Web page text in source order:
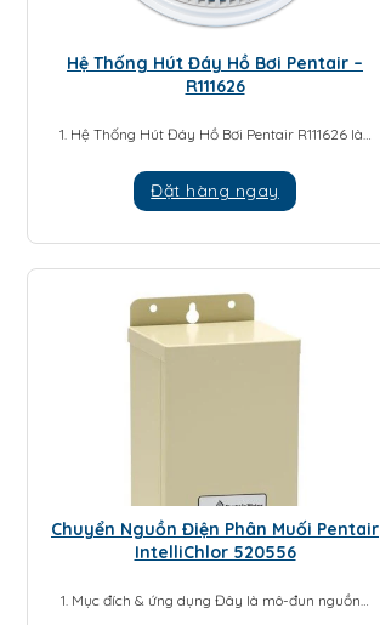
Hệ Thống Hút Đáy Hồ Bơi Pentair –
R111626
1. Hệ Thống Hút Đáy Hồ Bơi Pentair R111626 là…
Đặt hàng ngay
Chuyển Nguồn Điện Phân Muối Pentair
IntelliChlor 520556
1. Mục đích & ứng dụng Đây là mô-đun nguồn…